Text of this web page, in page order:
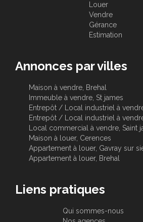
Louer
Vendre
Gérance
Estimation
Annonces par villes
Maison à vendre, Brehal
Immeuble à vendre, St james
Entrepôt / Local industriel à
Entrepôt / Local industriel à
Local commercial à vendre, Saint
Maison à louer, Cerences
Appartement à louer, Gavray sur
Appartement à louer, Brehal
Liens pratiques
Qui sommes-nous